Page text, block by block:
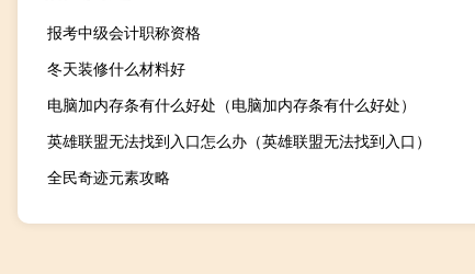
报考中级会计职称资格
冬天装修什么材料好
电脑加内存条有什么好处（电脑加内存条有什么好处）
英雄联盟无法找到入口怎么办（英雄联盟无法找到入口）
全民奇迹元素攻略